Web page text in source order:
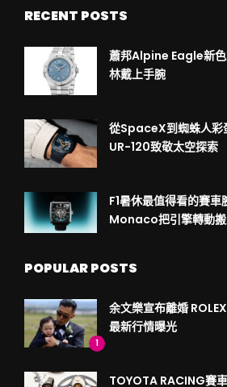
RECENT POSTS
蕭邦Alpine Eagle新色
林戴上手腕
從SpaceX到蜘蛛人
UR-120致敬太空探索
F1暑休最值得看的賽
Monaco把引擎轉動
POPULAR POSTS
1
余文樂宣布離婚
最新行情曝光
TOYOTA RACING賽